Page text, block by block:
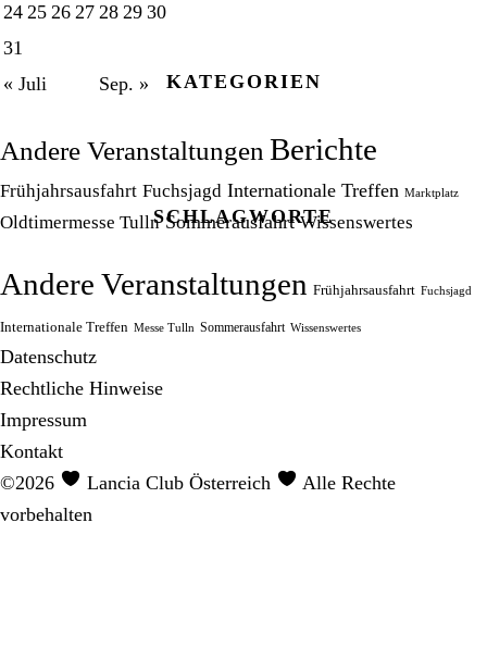
24 25 26 27 28 29 30
31
« Juli
Sep. » KATEGORIEN
Andere Veranstaltungen Berichte
Frühjahrsausfahrt Fuchsjagd Internationale Treffen Marktplatz
Oldtimermesse Tulln Sommerausfahrt Wissenswertes
SCHLAGWORTE
Andere Veranstaltungen Frühjahrsausfahrt Fuchsjagd
Internationale Treffen Messe Tulln Sommerausfahrt Wissenswertes
Datenschutz
Rechtliche Hinweise
Impressum
Kontakt
©2026
Lancia Club Österreich
Alle Rechte
vorbehalten